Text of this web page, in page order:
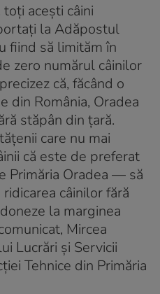
acești câini
la Adăpostul
fiind să limităm în
zero numărul câinilor
că, făcând o
din România, Oradea
stăpân din țară.
care nu mai
că este de preferat
Primăria Oradea — să
câinilor fără
la marginea
Mircea
Lucrări și Servicii
Tehnice din Primăria